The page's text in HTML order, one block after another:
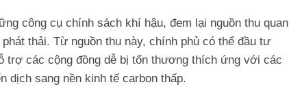
công cụ chính sách khí hậu, đem lại nguồn thu quan
thải. Từ nguồn thu này, chính phủ có thể đầu tư
trợ các cộng đồng dễ bị tổn thương thích ứng với các
dịch sang nền kinh tế carbon thấp.